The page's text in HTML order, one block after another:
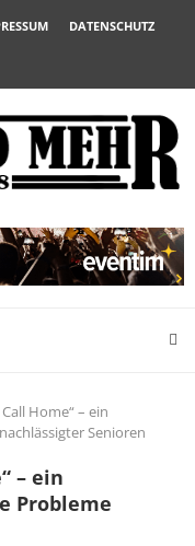
DATENSCHUTZ
Home“ – ein
Senioren
– ein
Probleme